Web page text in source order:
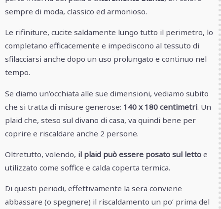
sempre di moda, classico ed armonioso.
Le rifiniture, cucite saldamente lungo tutto il perimetro, lo
completano efficacemente e impediscono al tessuto di
sfilacciarsi anche dopo un uso prolungato e continuo nel
tempo.
Se diamo un’occhiata alle sue dimensioni, vediamo subito
che si tratta di misure generose: 140 x 180 centimetri. Un
plaid che, steso sul divano di casa, va quindi bene per
coprire e riscaldare anche 2 persone.
Oltretutto, volendo, il plaid può essere posato sul letto e
utilizzato come soffice e calda coperta termica.
Di questi periodi, effettivamente la sera conviene
abbassare (o spegnere) il riscaldamento un po’ prima del